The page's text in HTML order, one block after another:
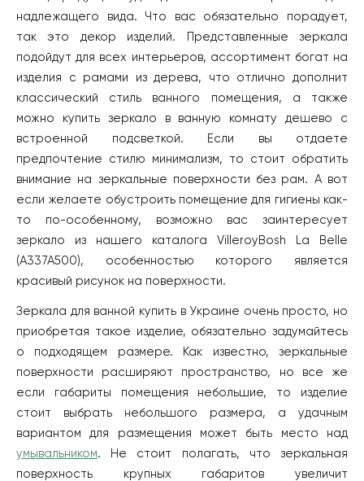
надлежащего вида. Что вас обязательно порадует,
так это декор изделий. Представленные зеркала
подойдут для всех интерьеров, ассортимент богат на
изделия с рамами из дерева, что отлично дополнит
классический стиль ванного помещения, а также
можно купить зеркало в ванную комнату дешево с
встроенной подсветкой. Если вы отдаете
предпочтение стилю минимализм, то стоит обратить
внимание на зеркальные поверхности без рам. А вот
если желаете обустроить помещение для гигиены как-
то по-особенному, возможно вас заинтересует
зеркало из нашего каталога VilleroyBosh La Belle
(A337A500), особенностью которого является
красивый рисунок на поверхности.
Зеркала для ванной купить в Украине очень просто, но
приобретая такое изделие, обязательно задумайтесь
о подходящем размере. Как известно, зеркальные
поверхности расширяют пространство, но все же
если габариты помещения небольшие, то изделие
стоит выбрать небольшого размера, а удачным
вариантом для размещения может быть место над
умывальником. Не стоит полагать, что зеркальная
поверхность крупных габаритов увеличит